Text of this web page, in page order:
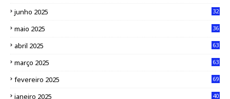
junho 2025 32
maio 2025 36
abril 2025 63
março 2025 63
fevereiro 2025 69
janeiro 2025 40